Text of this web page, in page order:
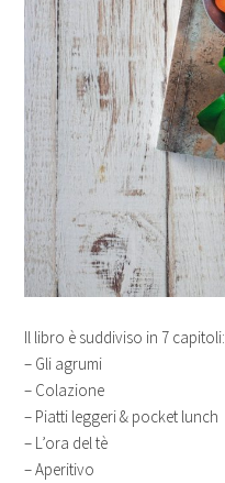
Il libro è suddiviso in 7 capitoli:
– Gli agrumi
– Colazione
– Piatti leggeri & pocket lunch
– L’ora del tè
– Aperitivo